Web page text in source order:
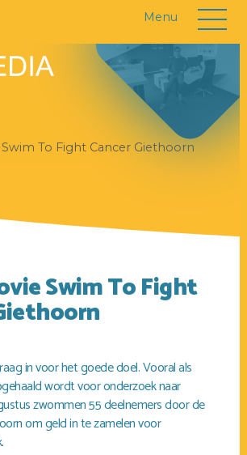
Menu
To Fight Cancer Giethoorn
Swim To Fight
in voor het goede doel. Vooral als
wordt voor onderzoek naar
zwommen 55 deelnemers door de
om geld in te zamelen voor